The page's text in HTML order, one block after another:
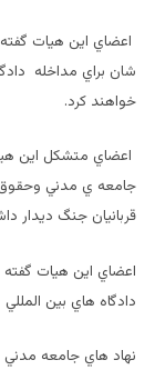
اعضاي اين هيات
شان براي مداخله
خواهند كرد.
اعضاي متشكل اين
جامعه ي مدني وحقوق
قربانيان جنگ ديدار
اعضاي اين هيات گفته
دادگاه هاي بين
نهاد هاي جامعه